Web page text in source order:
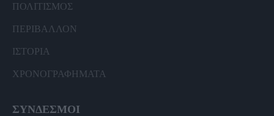
ΠΟΛΙΤΙΣΜΟΣ
ΠΕΡΙΒΑΛΛΟΝ
ΙΣΤΟΡΙΑ
ΧΡΟΝΟΓΡΑΦΗΜΑΤΑ
ΣΥΝΔΕΣΜΟΙ